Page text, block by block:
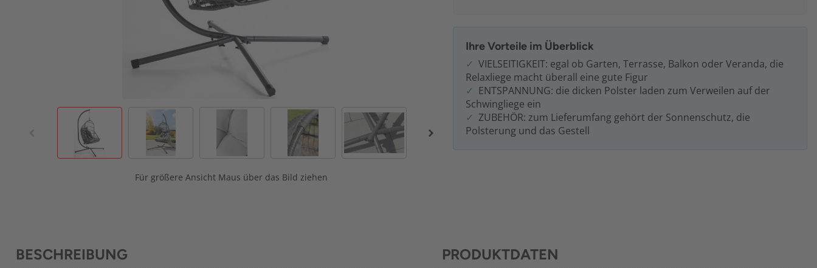
Für größere Ansicht Maus über das Bild ziehen
Ihre Vorteile im Überblick
VIELSEITIGKEIT: egal ob Garten, Terrasse, Balkon oder Veranda, die
Relaxliege macht überall eine gute Figur
ENTSPANNUNG: die dicken Polster laden zum Verweilen auf der
Schwingliege ein
ZUBEHÖR: zum Lieferumfang gehört der Sonnenschutz, die
Polsterung und das Gestell
BESCHREIBUNG PRODUKTDATEN